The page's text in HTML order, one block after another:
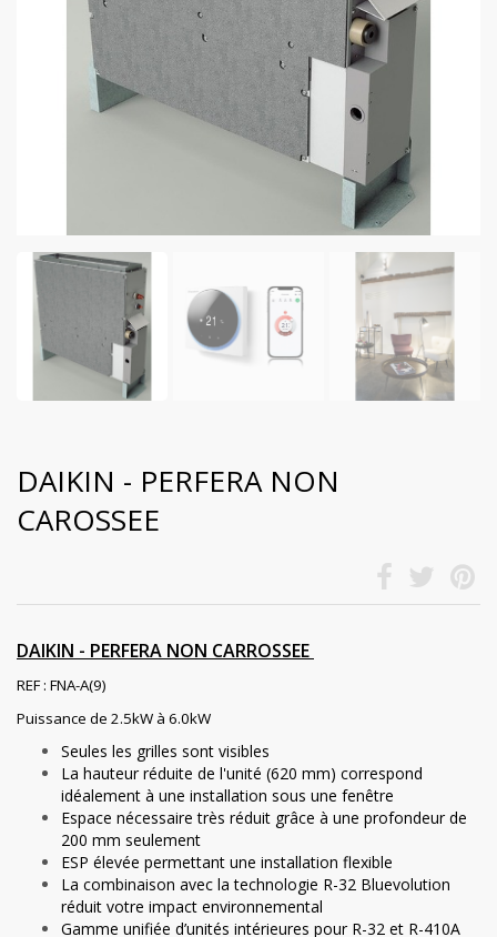
DAIKIN - PERFERA NON
CAROSSEE
DAIKIN - PERFERA NON CARROSSEE
REF : FNA-A(9)
Puissance de 2.5kW à 6.0kW
Seules les grilles sont visibles
La hauteur réduite de l'unité (620 mm) correspond
idéalement à une installation sous une fenêtre
Espace nécessaire très réduit grâce à une profondeur de
200 mm seulement
ESP élevée permettant une installation flexible
La combinaison avec la technologie R-32 Bluevolution
réduit votre impact environnemental
Gamme unifiée d’unités intérieures pour R-32 et R-410A